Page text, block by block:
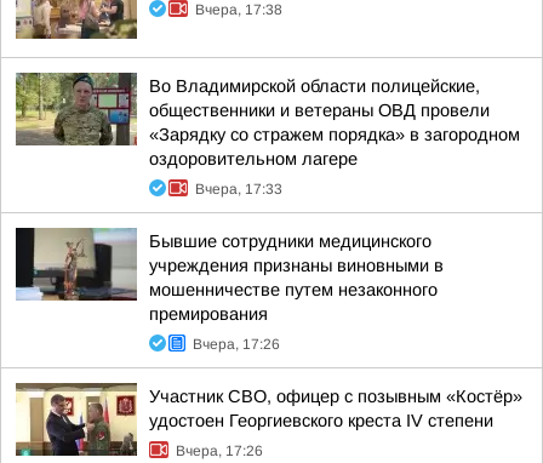
Вчера, 17:38
Во Владимирской области полицейские,
общественники и ветераны ОВД провели
«Зарядку со стражем порядка» в загородном
оздоровительном лагере
Вчера, 17:33
Бывшие сотрудники медицинского
учреждения признаны виновными в
мошенничестве путем незаконного
премирования
Вчера, 17:26
Участник СВО, офицер с позывным «Костёр»
удостоен Георгиевского креста IV степени
Вчера, 17:26